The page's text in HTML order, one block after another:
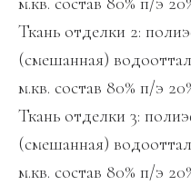
Ткань отделки 2:
(смешанная)
м.кв. состав 80% п/э
Ткань отделки 3:
(смешанная)
м.кв. состав 80% п/э